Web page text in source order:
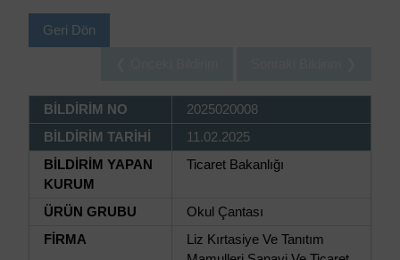
Geri Dön
BİLDİRİM NO
2025020008
BİLDİRİM TARİHİ
11.02.2025
BİLDİRİM YAPAN
KURUM
Ticaret Bakanlığı
ÜRÜN GRUBU
Okul Çantası
FİRMA
Liz Kırtasiye Ve Tanıtım